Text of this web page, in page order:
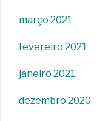
março 2021
fevereiro 2021
janeiro 2021
dezembro 2020